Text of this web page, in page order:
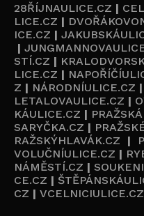
28ŘÍJNAULICE.CZ |
LICE.CZ |
ICE.CZ |
|
STÍ.CZ |
LICE.CZ |
Z | NÁRODNÍULICE.CZ |
LETALOVAULICE.CZ |
KÁULICE.CZ |
SARYČKA.CZ |
RAŽSKÝHLAVÁK.CZ
|
VOLUČNÍULICE.CZ |
NÁMĚSTÍ.CZ |
CE.CZ |
CZ | VCELNICIULICE.CZ